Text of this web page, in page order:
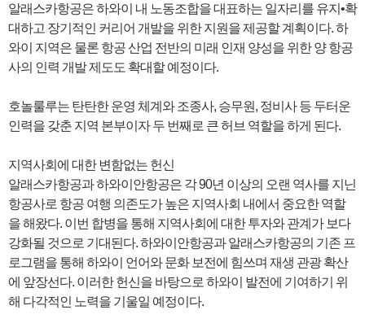
알래스카항공은 하와이 내 노동조합을 대표하는 일자리를 유지•확
대하고 장기적인 커리어 개발을 위한 지원을 제공할 계획이다. 하
와이 지역은 물론 항공 산업 전반의 미래 인재 양성을 위한 양 항공
사의 인력 개발 제도도 확대할 예정이다.
호놀룰루는 탄탄한 운영 체계와 조종사, 승무원, 정비사 등 두터운
인력을 갖춘 지역 본부이자 두 번째로 큰 허브 역할을 하게 된다.
지역사회에 대한 변함없는 헌신
알래스카항공과 하와이안항공은 각 90년 이상의 오랜 역사를 지닌
항공사로 항공 여행 의존도가 높은 지역사회 내에서 중요한 역할
을 해왔다. 이번 합병을 통해 지역사회에 대한 투자와 관계가 보다
강화될 것으로 기대된다. 하와이안항공과 알래스카항공의 기존 프
로그램을 통해 하와이 언어와 문화 보전에 힘쓰며 재생 관광 확산
에 앞장선다. 이러한 헌신을 바탕으로 하와이 발전에 기여하기 위
해 다각적인 노력을 기울일 예정이다.